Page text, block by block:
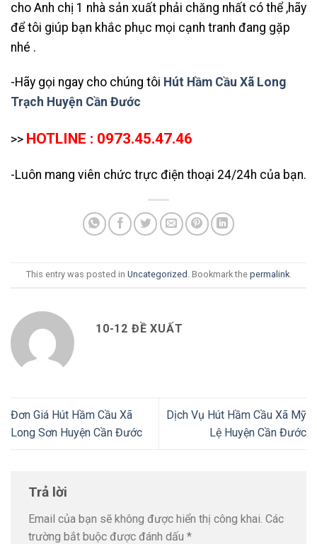
cho Anh chị 1 nhà sản xuất phải chăng nhất có thể ,hãy
để tôi giúp bạn khắc phục mọi cạnh tranh đang gặp
nhé .
-Hãy gọi ngay cho chúng tôi Hút Hầm Cầu Xã Long
Trạch Huyện Cần Đước
>> HOTLINE : 0973.45.47.46
-Luôn mang viên chức trực điện thoại 24/24h của bạn.
This entry was posted in Uncategorized . Bookmark the permalink.
10-12 ĐỀ XUẤT
Đơn Giá Hút Hầm Cầu Xã
Long Sơn Huyện Cần Đước
Dịch Vụ Hút Hầm Cầu Xã Mỹ
Lệ Huyện Cần Đước
Trả lời
Email của bạn sẽ không được hiển thị công khai. Các
trường bắt buộc được đánh dấu *